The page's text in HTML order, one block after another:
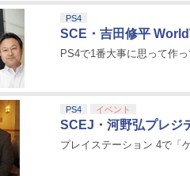
PS4
SCE・吉田修平
PS4で1番大事に思って作
PS4 イベント
SCEJ・河野弘プレジ
プレイステーション 4で「